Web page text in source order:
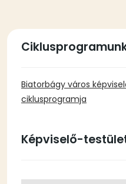
Tartalmi
bekezdések
Biatorbágy város
ciklusprogramja
Képviselő-